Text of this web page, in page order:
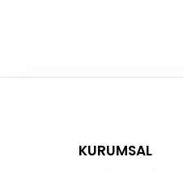
KURUMSAL